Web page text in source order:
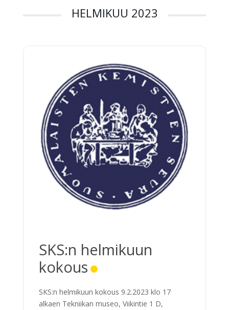
HELMIKUU 2023
SKS:n helmikuun
kokous
SKS:n helmikuun kokous 9.2.2023 klo 17
alkaen Tekniikan museo, Viikintie 1 D,